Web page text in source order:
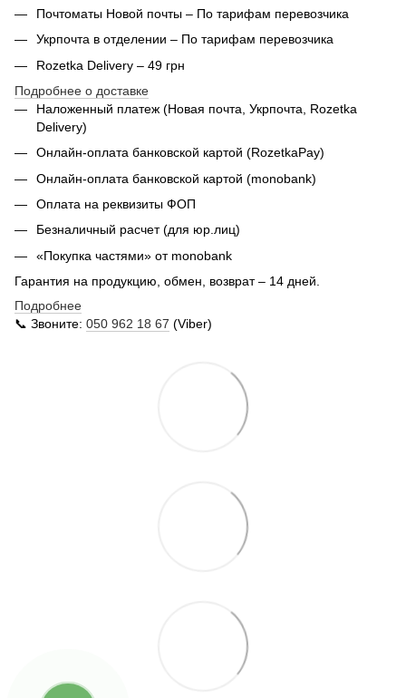
Почтоматы Новой почты – По тарифам перевозчика
Укрпочта в отделении – По тарифам перевозчика
Rozetka Delivery – 49 грн
Подробнее о доставке
Наложенный платеж (Новая почта, Укрпочта, Rozetka
Delivery)
Онлайн-оплата банковской картой (RozetkaPay)
Онлайн-оплата банковской картой (monobank)
Оплата на реквизиты ФОП
Безналичный расчет (для юр.лиц)
«Покупка частями» от monobank
Гарантия на продукцию, обмен, возврат – 14 дней.
Подробнее
📞 Звоните: 050 962 18 67 (Viber)